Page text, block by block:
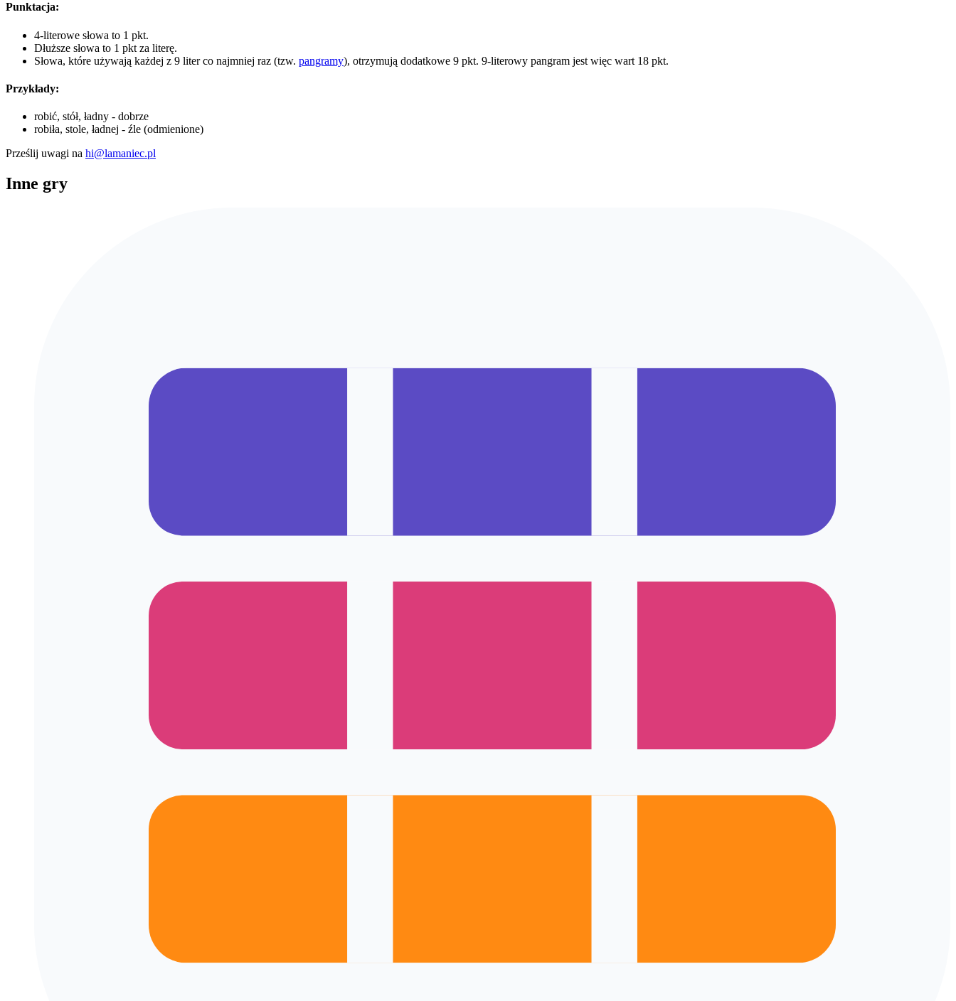
Punktacja:
4-literowe słowa to 1 pkt.
Dłuższe słowa to 1 pkt za literę.
Słowa, które używają każdej z 9 liter co najmniej raz (tzw. pangramy), otrzymują dodatkowe 9 pkt. 9-literowy pangram jest więc wart 18 pkt.
Przykłady:
robić, stół, ładny - dobrze
robiła, stole, ładnej - źle (odmienione)
Prześlij uwagi na hi@lamaniec.pl
Inne gry